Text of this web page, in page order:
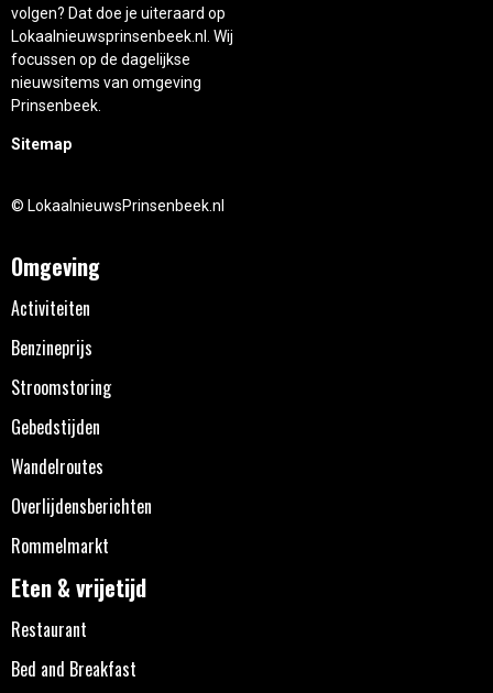
volgen? Dat doe je uiteraard op
Lokaalnieuwsprinsenbeek.nl. Wij
focussen op de dagelijkse
nieuwsitems van omgeving
Prinsenbeek.
Sitemap
© LokaalnieuwsPrinsenbeek.nl
Omgeving
Activiteiten
Benzineprijs
Stroomstoring
Gebedstijden
Wandelroutes
Overlijdensberichten
Rommelmarkt
Eten & vrijetijd
Restaurant
Bed and Breakfast